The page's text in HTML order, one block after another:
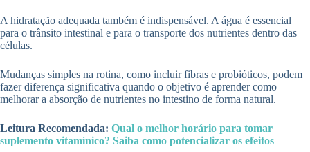
A hidratação adequada também é indispensável. A água é essencial
para o trânsito intestinal e para o transporte dos nutrientes dentro das
células.
Mudanças simples na rotina, como incluir fibras e probióticos, podem
fazer diferença significativa quando o objetivo é aprender como
melhorar a absorção de nutrientes no intestino de forma natural.
Leitura Recomendada: Qual o melhor horário para tomar
suplemento vitamínico? Saiba como potencializar os efeitos